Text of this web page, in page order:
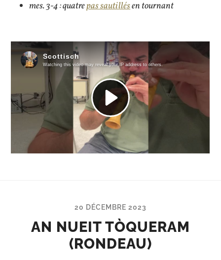
mes. 3-4 : quatrepas sautillésen tournant
20 DÉCEMBRE 2023
AN NUEIT TÒQUERAM
(RONDEAU)